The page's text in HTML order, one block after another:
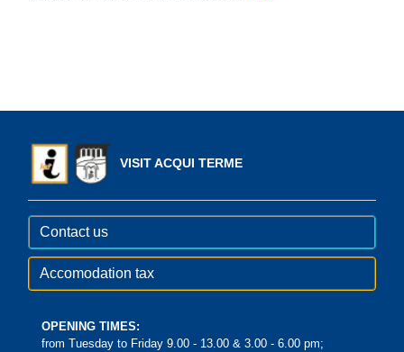
VISIT ACQUI TERME
Contact us
Accomodation tax
OPENING TIMES:
from Tuesday to Friday 9.00 - 13.00 & 3.00 - 6.00 pm;